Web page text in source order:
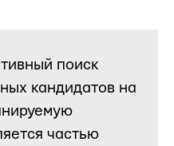
поиск
кандидатов на
частью